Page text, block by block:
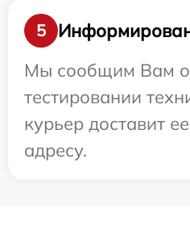
5
Мы сообщим Вам
тестировании
курьер доставит
адресу.